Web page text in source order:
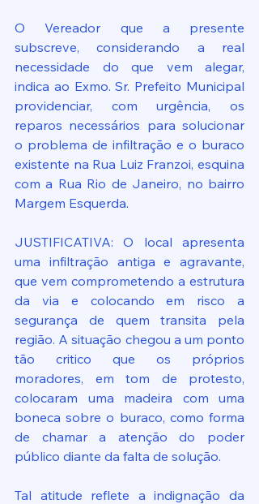
O Vereador que a presente
subscreve, considerando a real
necessidade do que vem alegar,
indica ao Exmo. Sr. Prefeito Municipal
providenciar, com urgência, os
reparos necessários para solucionar
o problema de infiltração e o buraco
existente na Rua Luiz Franzoi, esquina
com a Rua Rio de Janeiro, no bairro
Margem Esquerda.
JUSTIFICATIVA: O local apresenta
uma infiltração antiga e agravante,
que vem comprometendo a estrutura
da via e colocando em risco a
segurança de quem transita pela
região. A situação chegou a um ponto
tão critico que os próprios
moradores, em tom de protesto,
colocaram uma madeira com uma
boneca sobre o buraco, como forma
de chamar a atenção do poder
público diante da falta de solução.
Tal atitude reflete a indignação da